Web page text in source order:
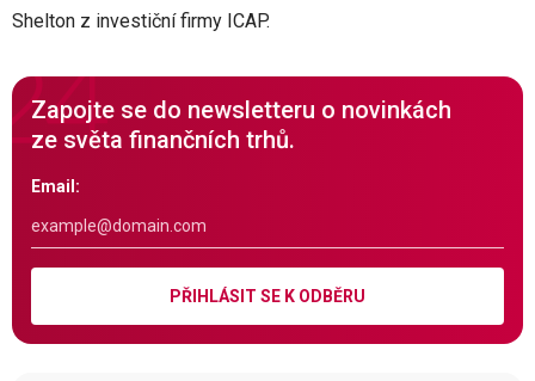
Shelton z investiční firmy ICAP.
Zapojte se do newsletteru o novinkách
ze světa finančních trhů.
Email:
PŘIHLÁSIT SE K ODBĚRU